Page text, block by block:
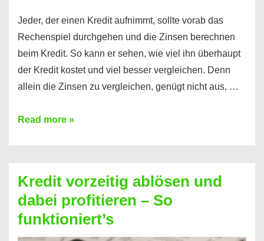
Jeder, der einen Kredit aufnimmt, sollte vorab das
Rechenspiel durchgehen und die Zinsen berechnen
beim Kredit. So kann er sehen, wie viel ihn überhaupt
der Kredit kostet und viel besser vergleichen. Denn
allein die Zinsen zu vergleichen, genügt nicht aus, …
Ganz
Kredit
berechnen
–
Mit
Read more »
Kredit vorzeitig ablösen und
dabei profitieren – So
funktioniert’s